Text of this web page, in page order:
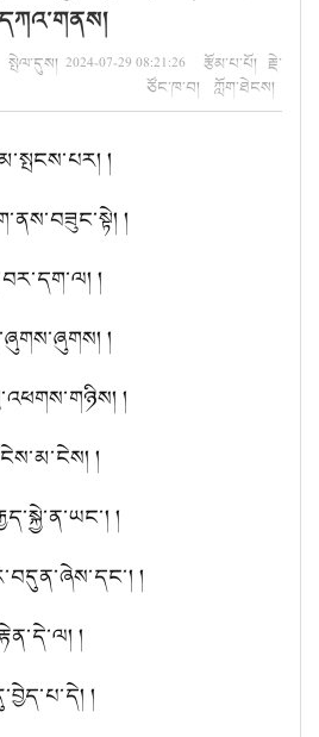
དཀའ་གནས།
2024-07-29 08:21:26 རྩོམ་པ་པོ། རྗེ་
ཙོང་ཁ་བ། ཀློག་ཐེངས།
།
།
།
།
།
།
།
།
།
།